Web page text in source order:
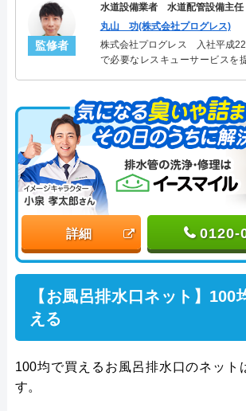
監修者
水道設備業者 水道配管設備主任
丸山 功(株式会社プログレス)
株式会社プログレス 入社平成
で必要なレスキューサービスを
解決。多くのお客様に信頼され
シャリスト。
詳細 0120-
【お風呂排水口ネット】100
える
100均で買えるお風呂排水口のネット
す。